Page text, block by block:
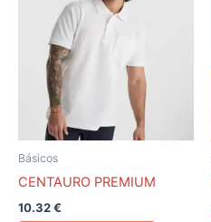
Básicos
CENTAURO PREMIUM
10.32€